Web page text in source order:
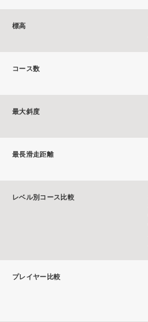
標高
コース数
最大斜度
最長滑走距離
レベル別コース比較
プレイヤー比較